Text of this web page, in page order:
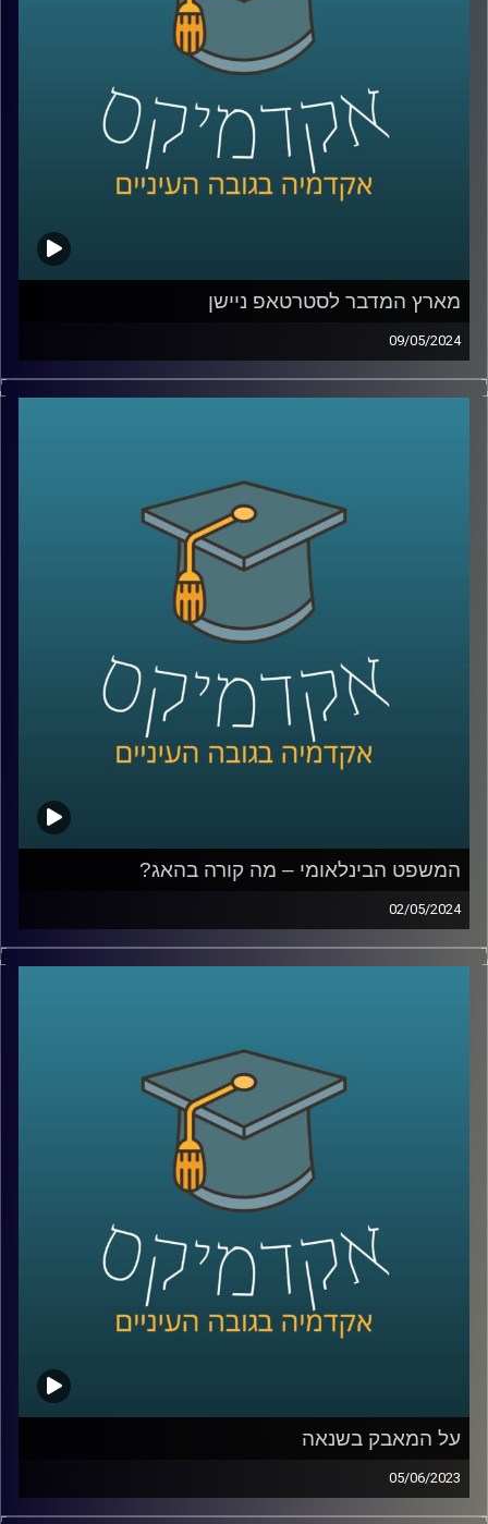
אז מה כל זה אומר על מה שקורה באיראן כרגע?
איתנו בפרק של היום ד״ר מאיר ג'בדנפר, מומחה לפוליטיקה
עכשווית של איראן, בבית הספר לאודר לממשל, דיפלומטיה
ואסטרטגיה באוניברסיטת רייכמן.
קרדיט תמונות:AudioVersity
מארץ המדבר לסטרטאפ ניישן
09/05/2024
שממה חרבה, ענייה ועלובה, ככה תיאר את מדינת ישראל מארק
טווין לפני 150 שנה.
בעולם.למרות אנחנו נמצאים באמצע המדבר המזרח תיכוני,
כשסביבנו לא מעט אויבים שרוצים בהיעלמותנו. ולמרות זאת,
צמחה לה מדינה מערבית לתפארת, אז איך זה קרה? ואיזה
מושגים כלכליים כדאי לכל אחד מאיתנו לדעת
אז איתנו כאן בפרק של היום ד״ר יעל הדס ראשת התכניות
לכלכלה בבית הספר הבינלאומי באוניברסיטת רייכמן.
קרדיט תמונות:AudioVersity
המשפט הבינלאומי – מה קורה בהאג?
02/05/2024
במשך שנים ישראל טענה כי לבית הדין הבינלאומי אין סמכות
לדון בסכסוך הישראלי־פלסטיני, אך כפי שאנחנו יודעים
לישראל ואילו הזדמנויות יש לנו בעת הזו?
כדי לשפוך אור על המצב בהאג הצטרפה אלינו ד"ר דנה וולף,
ראשת חטיבת משפט וביטחון בבית הספר לאודר לממשל,
דיפלומטיה ואסטרטגיה.
AudioVersity
על המאבק בשנאה
05/06/2023
בשנים האחרונות, בעקבות עלייתן של הרשתות החברתיות